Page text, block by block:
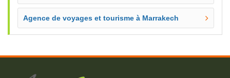
Agence de voyages et tourisme à Marrakech